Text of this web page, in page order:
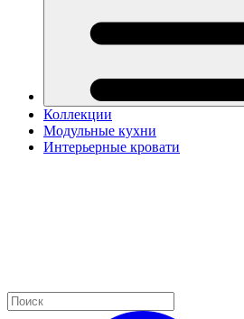
Коллекции
Модульные кухни
Интерьерные кровати